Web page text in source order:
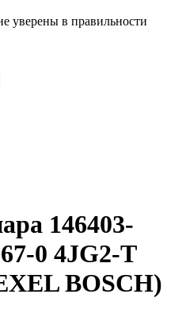
уверены в правильности
146403-
0 4JG2-T
BOSCH)